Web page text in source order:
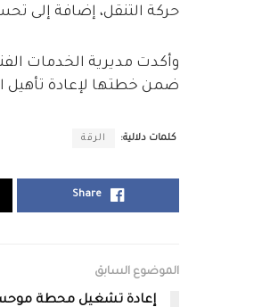
حركة التنقل، إضافة إلى
وأكدت مديرية الخدمات
ضمن خطتها لإعادة تأهيل
كلمات دلالية: الرقة
Share
الموضوع السابق
إعادة تشغيل محطة